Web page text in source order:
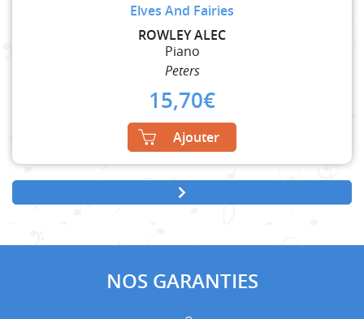
Elves And Fairies
ROWLEY ALEC
Piano
Peters
15,70€
Ajouter
NOS GARANTIES